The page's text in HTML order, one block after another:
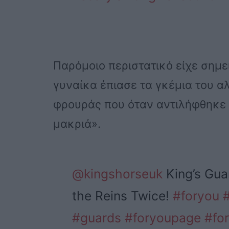
Παρόμοιο περιστατικό είχε
γυναίκα έπιασε τα γκέμια του
φρουράς που όταν αντιλήφθηκε
μακριά».
@kingshorseuk King’s
the Reins Twice!#foryou
#guards #foryoupage